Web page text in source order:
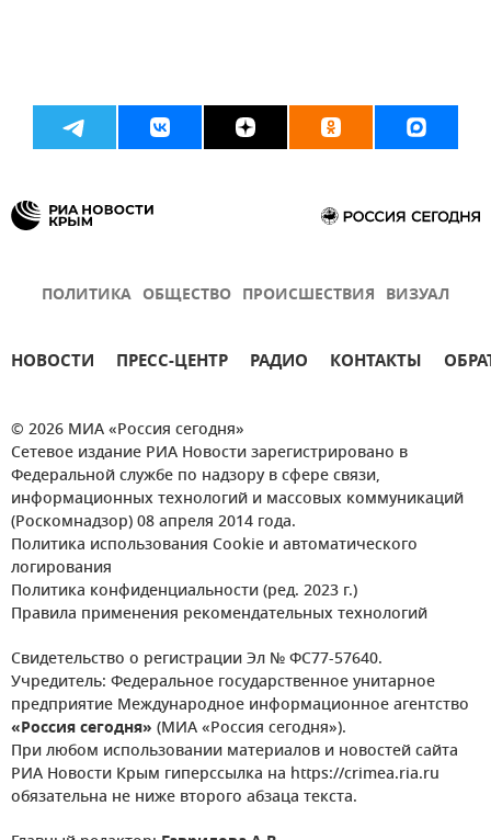
ПОЛИТИКА ОБЩЕСТВО ПРОИСШЕСТВИЯ ВИЗУАЛ
НОВОСТИ ПРЕСС-ЦЕНТР РАДИО КОНТАКТЫ
© 2026 МИА «Россия сегодня»
Сетевое издание РИА Новости зарегистрировано в
Федеральной службе по надзору в сфере связи,
информационных технологий и массовых коммуникаций
(Роскомнадзор) 08 апреля 2014 года.
Политика использования Cookie и автоматического
логирования
Политика конфиденциальности (ред. 2023 г.)
Правила применения рекомендательных технологий
Свидетельство о регистрации Эл № ФС77-57640.
Учредитель: Федеральное государственное унитарное
предприятие Международное информационное агентство
«Россия сегодня» (МИА «Россия сегодня»).
При любом использовании материалов и новостей сайта
РИА Новости Крым гиперссылка на https://crimea.ria.ru
обязательна не ниже второго абзаца текста.